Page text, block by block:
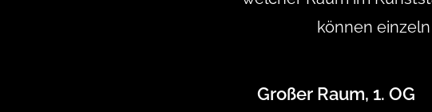
können
Großer Raum, 1. OG